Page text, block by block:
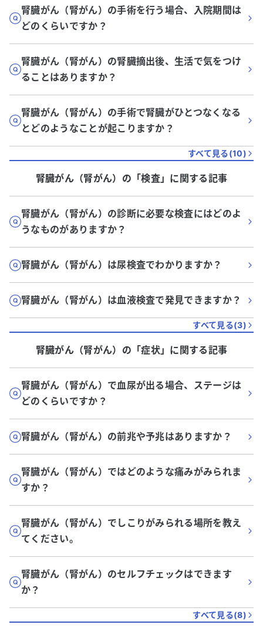
腎臓がん（腎がん）の手術を行う場合、入院期間は
どのくらいですか？
腎臓がん（腎がん）の腎臓摘出後、生活で気をつけ
ることはありますか？
腎臓がん（腎がん）の手術で腎臓がひとつなくなる
とどのようなことが起こりますか？
すべて見る(10)
腎臓がん（腎がん） の「検査」に関する記事
腎臓がん（腎がん）の診断に必要な検査にはどのよ
うなものがありますか？
腎臓がん（腎がん）は尿検査でわかりますか？
腎臓がん（腎がん）は血液検査で発見できますか？
すべて見る(3)
腎臓がん（腎がん） の「症状」に関する記事
腎臓がん（腎がん）で血尿が出る場合、ステージは
どのくらいですか？
腎臓がん（腎がん）の前兆や予兆はありますか？
腎臓がん（腎がん）ではどのような痛みがみられま
すか？
腎臓がん（腎がん）でしこりがみられる場所を教え
てください。
腎臓がん（腎がん）のセルフチェックはできます
か？
すべて見る(8)